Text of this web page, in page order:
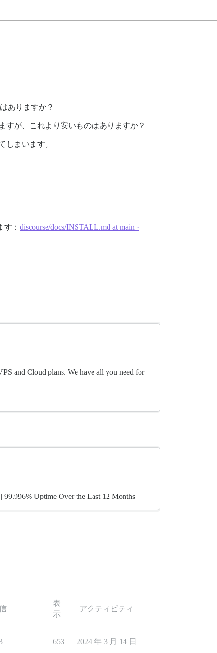
ありますか？
すが、これより安いものはありますか？
しまいます。
： discourse/docs/INSTALL.md at main ·
and Cloud plans. We have all you need for
99.996% Uptime Over the Last 12 Months
表
示
アクティビティ
653 2024 年 3 月 14 日